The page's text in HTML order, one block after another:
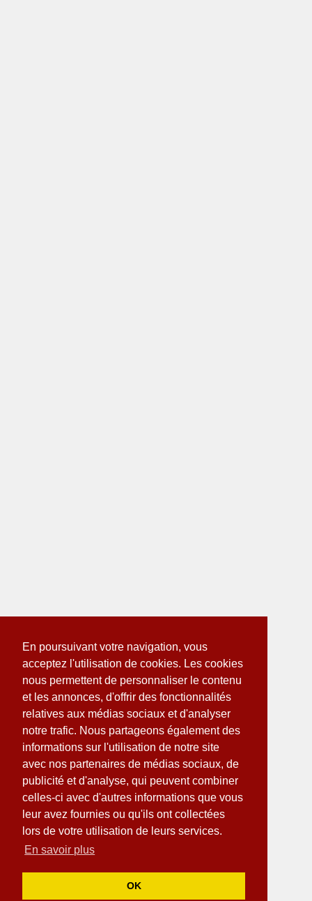
En poursuivant votre navigation, vous
acceptez l'utilisation de cookies. Les cookies
nous permettent de personnaliser le contenu
et les annonces, d'offrir des fonctionnalités
relatives aux médias sociaux et d'analyser
notre trafic. Nous partageons également des
informations sur l'utilisation de notre site
avec nos partenaires de médias sociaux, de
publicité et d'analyse, qui peuvent combiner
celles-ci avec d'autres informations que vous
leur avez fournies ou qu'ils ont collectées
lors de votre utilisation de leurs services.
En savoir plus
OK